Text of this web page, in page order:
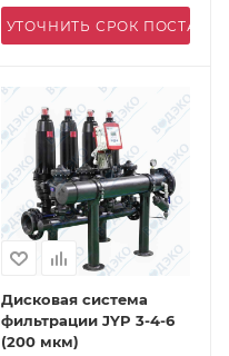
УТОЧНИТЬ СРОК
Дисковая система
фильтрации JYP 3-4-6
(200 мкм)